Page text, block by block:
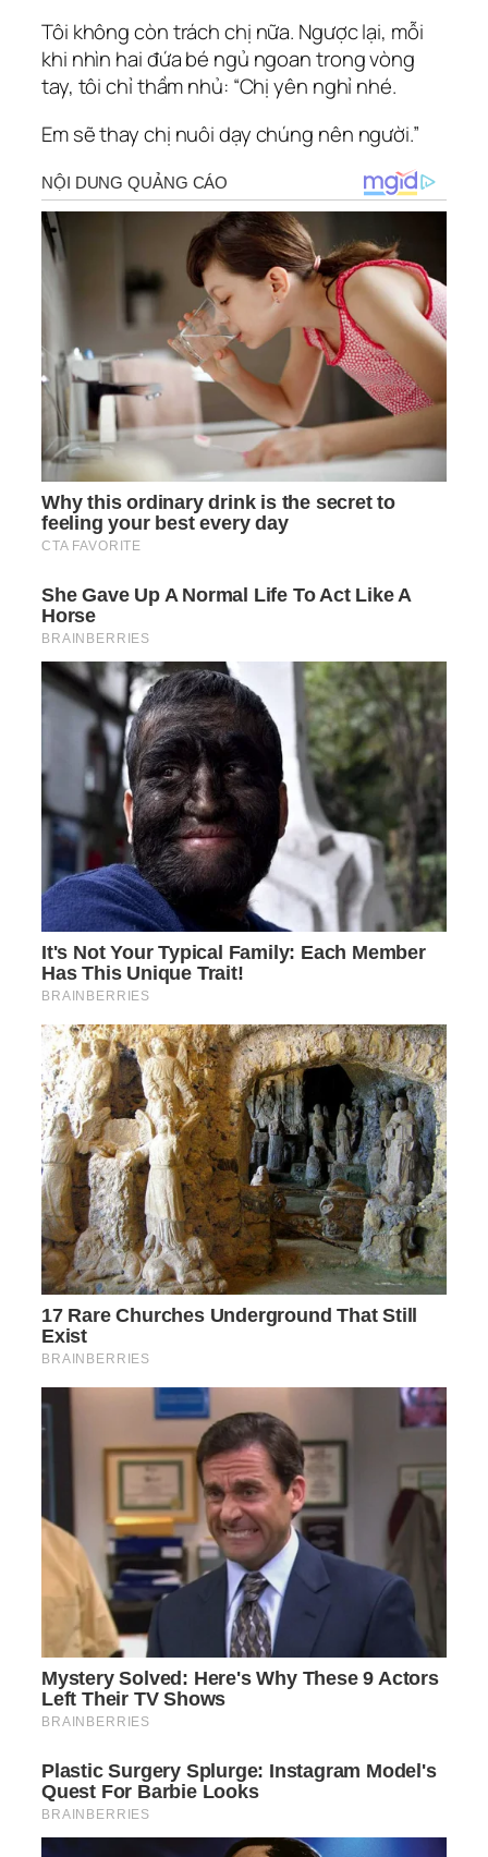
Tôi không còn trách chị nữa. Ngược lại, mỗi
khi nhìn hai đứa bé ngủ ngoan trong vòng
tay, tôi chỉ thầm nhủ: “Chị yên nghỉ nhé.
Em sẽ thay chị nuôi dạy chúng nên người.”